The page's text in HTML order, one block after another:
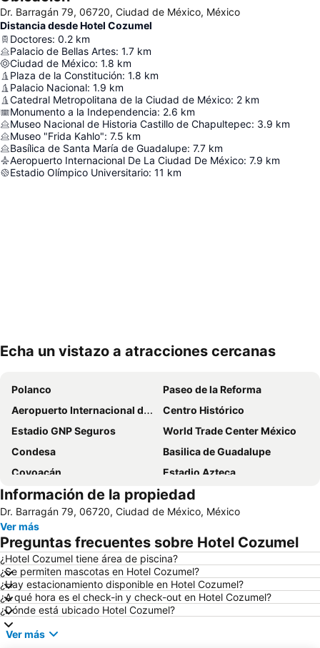
Dr. Barragán 79, 06720, Ciudad de México, México
Distancia desde Hotel Cozumel
Doctores: 0.2 km
Palacio de Bellas Artes: 1.7 km
Ciudad de México: 1.8 km
Plaza de la Constitución: 1.8 km
Palacio Nacional: 1.9 km
Catedral Metropolitana de la Ciudad de México: 2 km
Monumento a la Independencia: 2.6 km
Museo Nacional de Historia Castillo de Chapultepec: 3.9 km
Museo "Frida Kahlo": 7.5 km
Basílica de Santa María de Guadalupe: 7.7 km
Aeropuerto Internacional De La Ciudad De México: 7.9 km
Estadio Olímpico Universitario: 11 km
Echa un vistazo a atracciones cercanas
Polanco
Paseo de la Reforma
Aeropuerto Internacional de la Ciudad de México
Centro Histórico
Estadio GNP Seguros
World Trade Center México
Condesa
Basilica de Guadalupe
Coyoacán
Estadio Azteca
Zocalo capitalino
Reforma 222
Aeropuerto Internacional Ciudad de México
Benito Juárez
Santa fe
Bosque de Chapultepec
Antara Polanco
Palacio de Bellas Artes
Autódromo Hermanos Rodriguez
Monumento a la Revolución
Zona Rosa
Iztacalco
Centro Banamex
Expo Santa Fe México
Pharma Multichannel and Digital Marketing Latin America Congress
Información de la propiedad
Dr. Barragán 79, 06720, Ciudad de México, México
Ver más
Preguntas frecuentes sobre Hotel Cozumel
¿Hotel Cozumel tiene área de piscina?
¿Se permiten mascotas en Hotel Cozumel?
¿Hay estacionamiento disponible en Hotel Cozumel?
¿A qué hora es el check-in y check-out en Hotel Cozumel?
¿Dónde está ubicado Hotel Cozumel?
Ver más